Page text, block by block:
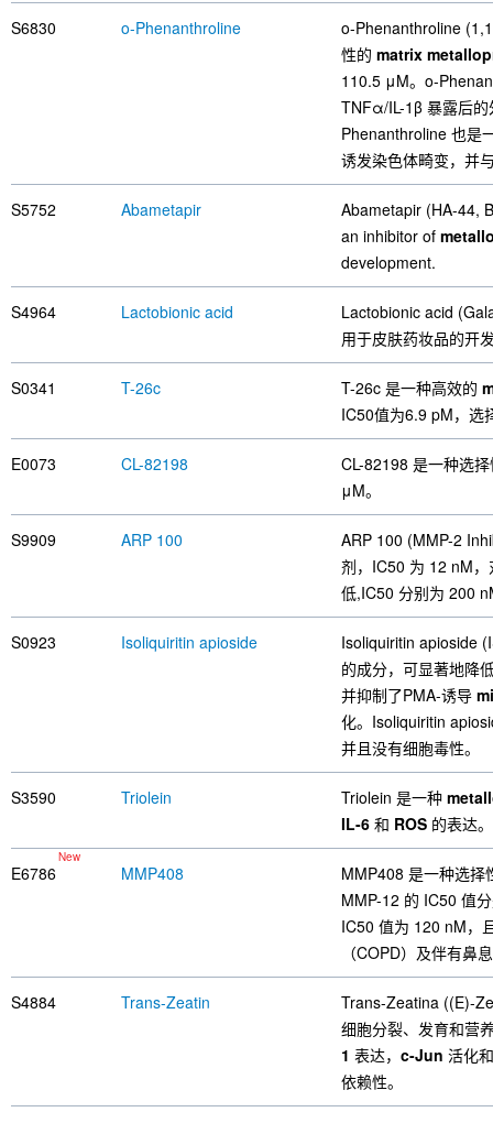
S6830 o-Phenanthroline
o-Phenanthroline
性的 matrix
110.5 μM。o-
TNFα/IL-1β 暴露后
Phenanthroline 也是
诱发染色体畸变，并
S5752 Abametapir
Abametapir (HA-44,
an inhibitor of
development.
S4964 Lactobionic acid
Lactobionic acid
用于皮肤药妆品的开
S0341 T-26c T-26c 是一种高效的
IC50值为6.9 pM，选
E0073 CL-82198
CL-82198 是一种选
μM。
S9909 ARP 100
ARP 100 (MMP-2
剂，IC50 为 12 nM
低,IC50 分别为 200
S0923 Isoliquiritin apioside
Isoliquiritin apioside
的成分，可显著地降
并抑制了PMA-诱导
化。Isoliquiritin
并且没有细胞毒性。
S3590 Triolein Triolein 是一种
IL-6 和 ROS 的表达。
E6786
New
MMP408
MMP408 是一种选
MMP-12 的 IC50 值
IC50 值为 120 nM，
（COPD）及伴有鼻
S4884 Trans-Zeatin
Trans-Zeatina ((E)-
细胞分裂、发育和营
1 表达， c-Jun 活化
依赖性。